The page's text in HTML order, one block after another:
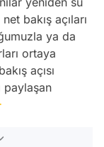
bakış açıları
ya da
ortaya
açısı
paylaşan